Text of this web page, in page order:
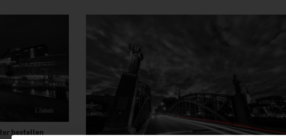
bestellen
Dieses Produkt weist mehrere Varianten auf. Die Optionen können auf der Produktseite gewählt werden